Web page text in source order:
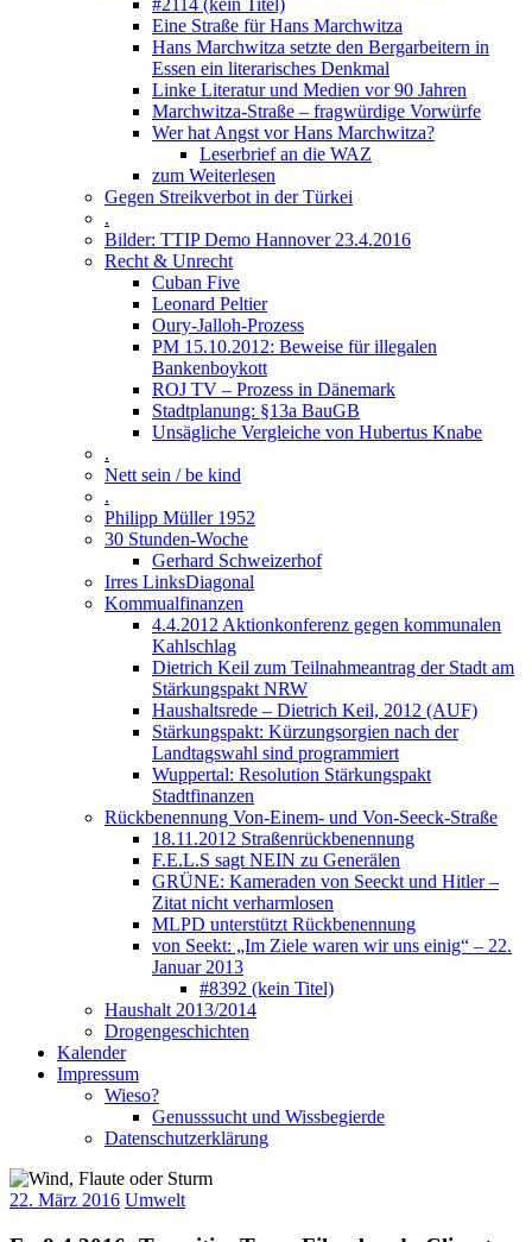
#2114 (kein Titel)
Eine Straße für Hans Marchwitza
Hans Marchwitza setzte den Bergarbeitern in
Essen ein literarisches Denkmal
Linke Literatur und Medien vor 90 Jahren
Marchwitza-Straße – fragwürdige Vorwürfe
Wer hat Angst vor Hans Marchwitza?
Leserbrief an die WAZ
zum Weiterlesen
Gegen Streikverbot in der Türkei
.
Bilder: TTIP Demo Hannover 23.4.2016
Recht & Unrecht
Cuban Five
Leonard Peltier
Oury-Jalloh-Prozess
PM 15.10.2012: Beweise für illegalen
Bankenboykott
ROJ TV – Prozess in Dänemark
Stadtplanung: §13a BauGB
Unsägliche Vergleiche von Hubertus Knabe
.
Nett sein / be kind
.
Philipp Müller 1952
30 Stunden-Woche
Gerhard Schweizerhof
Irres LinksDiagonal
Kommualfinanzen
4.4.2012 Aktionkonferenz gegen kommunalen
Kahlschlag
Dietrich Keil zum Teilnahmeantrag der Stadt am
Stärkungspakt NRW
Haushaltsrede – Dietrich Keil, 2012 (AUF)
Stärkungspakt: Kürzungsorgien nach der
Landtagswahl sind programmiert
Wuppertal: Resolution Stärkungspakt
Stadtfinanzen
Rückbenennung Von-Einem- und Von-Seeck-Straße
18.11.2012 Straßenrückbenennung
F.E.L.S sagt NEIN zu Generälen
GRÜNE: Kameraden von Seeckt und Hitler –
Zitat nicht verharmlosen
MLPD unterstützt Rückbenennung
von Seekt: „Im Ziele waren wir uns einig“ – 22.
Januar 2013
#8392 (kein Titel)
Haushalt 2013/2014
Drogengeschichten
Kalender
Impressum
Wieso?
Genusssucht und Wissbegierde
Datenschutzerklärung
22. März 2016 Umwelt